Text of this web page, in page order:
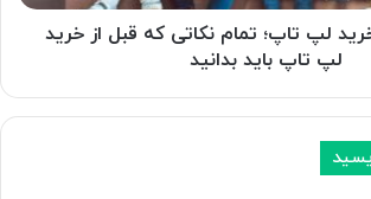
لپ تاپ؛ تمام نکاتی که قبل از خرید
لپ تاپ باید بدانید